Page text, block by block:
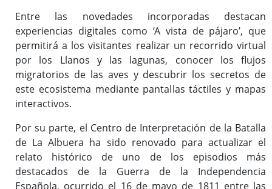
Entre las novedades incorporadas destacan
experiencias digitales como ‘A vista de pájaro’, que
permitirá a los visitantes realizar un recorrido virtual
por los Llanos y las lagunas, conocer los flujos
migratorios de las aves y descubrir los secretos de
este ecosistema mediante pantallas táctiles y mapas
interactivos.
Por su parte, el Centro de Interpretación de la Batalla
de La Albuera ha sido renovado para actualizar el
relato histórico de uno de los episodios más
destacados de la Guerra de la Independencia
Española, ocurrido el 16 de mayo de 1811 entre las